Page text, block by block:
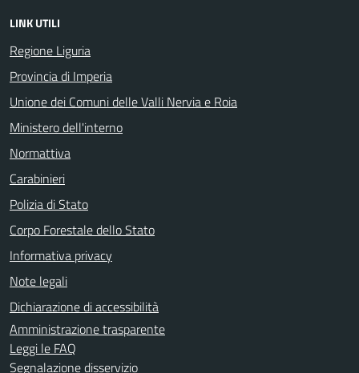
LINK UTILI
Regione Liguria
Provincia di Imperia
Unione dei Comuni delle Valli Nervia e Roia
Ministero dell'interno
Normattiva
Carabinieri
Polizia di Stato
Corpo Forestale dello Stato
Informativa privacy
Note legali
Dichiarazione di accessibilità
Amministrazione trasparente
Leggi le FAQ
Segnalazione disservizio